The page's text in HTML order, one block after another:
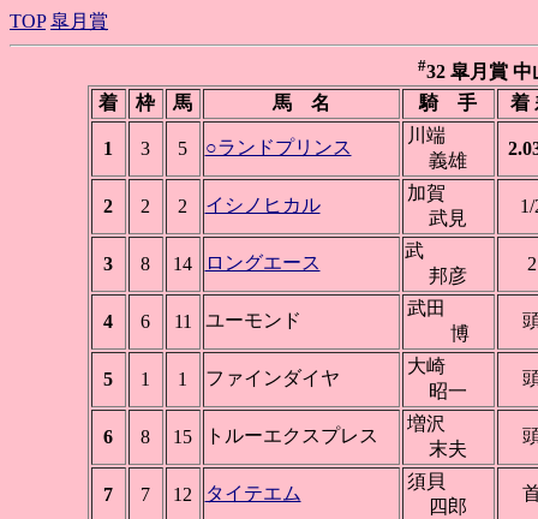
TOP 皐月賞
#32 皐月賞 中
着
枠 馬 馬 名 騎 手 着
1 3 5 ○ランドプリンス
川端
義雄
2 2 2 イシノヒカル
加賀
武見
1/
3 8 14 ロングエース
武
邦彦
2
4 6 11 ユーモンド
武田
博
5 1 1 ファインダイヤ
大崎
昭一
6 8 15 トルーエクスプレス
増沢
末夫
7 7 12 タイテエム
須貝
四郎